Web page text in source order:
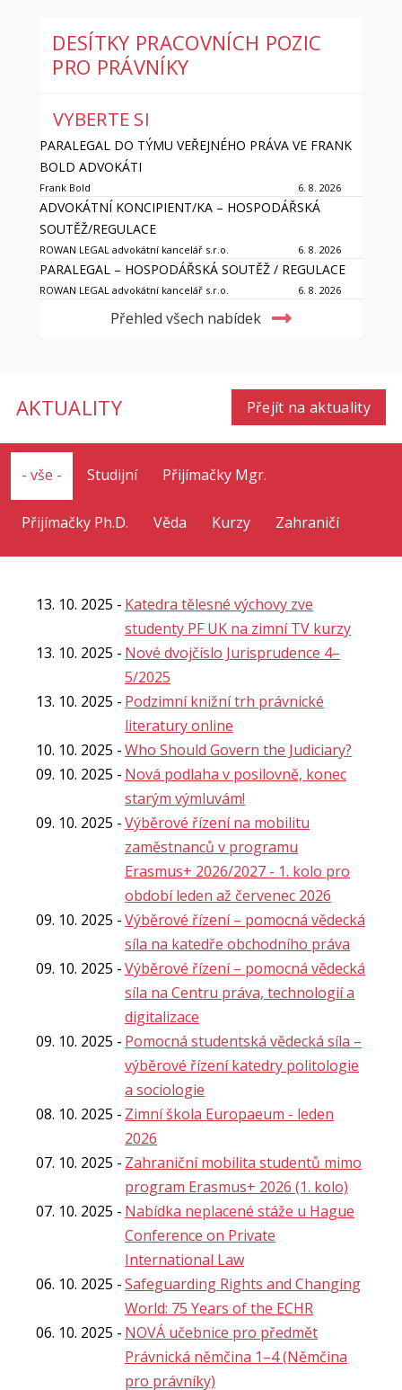
DESÍTKY PRACOVNÍCH POZIC
PRO PRÁVNÍKY
VYBERTE SI
PARALEGAL DO TÝMU VEŘEJNÉHO PRÁVA VE FRANK
BOLD ADVOKÁTI
Frank Bold 6. 8. 2026
ADVOKÁTNÍ KONCIPIENT/KA – HOSPODÁŘSKÁ
SOUTĚŽ/REGULACE
ROWAN LEGAL advokátní kancelář s.r.o. 6. 8. 2026
PARALEGAL – HOSPODÁŘSKÁ SOUTĚŽ / REGULACE
ROWAN LEGAL advokátní kancelář s.r.o. 6. 8. 2026
Přehled všech nabídek
AKTUALITY Přejít na aktuality
- vše - Studijní Přijímačky Mgr.
Přijímačky Ph.D. Věda Kurzy Zahraničí
13. 10. 2025
Katedra tělesné výchovy zve
studenty PF UK na zimní TV kurzy
13. 10. 2025
Nové dvojčíslo Jurisprudence 4–
5/2025
13. 10. 2025
Podzimní knižní trh právnické
literatury online
10. 10. 2025
Who Should Govern the Judiciary?
09. 10. 2025
Nová podlaha v posilovně, konec
starým výmluvám!
09. 10. 2025
Výběrové řízení na mobilitu
zaměstnanců v programu
Erasmus+ 2026/2027 - 1. kolo pro
období leden až červenec 2026
09. 10. 2025
Výběrové řízení – pomocná vědecká
síla na katedře obchodního práva
09. 10. 2025
Výběrové řízení – pomocná vědecká
síla na Centru práva, technologií a
digitalizace
09. 10. 2025
Pomocná studentská vědecká síla –
výběrové řízení katedry politologie
a sociologie
08. 10. 2025
Zimní škola Europaeum - leden
2026
07. 10. 2025
Zahraniční mobilita studentů mimo
program Erasmus+ 2026 (1. kolo)
07. 10. 2025
Nabídka neplacené stáže u Hague
Conference on Private
International Law
06. 10. 2025
Safeguarding Rights and Changing
World: 75 Years of the ECHR
06. 10. 2025
NOVÁ učebnice pro předmět
Právnická němčina 1–4 (Němčina
pro právníky)